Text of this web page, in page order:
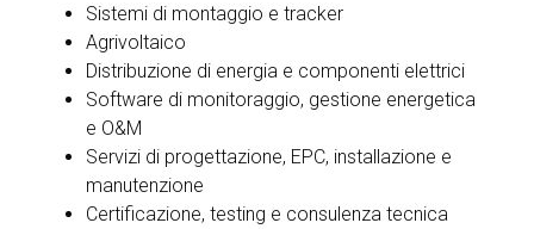
Sistemi di montaggio e tracker
Agrivoltaico
Distribuzione di energia e componenti elettrici
Software di monitoraggio, gestione energetica
e O&M
Servizi di progettazione, EPC, installazione e
manutenzione
Certificazione, testing e consulenza tecnica